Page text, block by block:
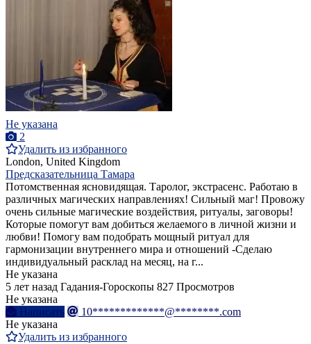
Не указана
2
Удалить из избранного
London, United Kingdom
Предсказательница Тамара
Потомственная ясновидящая. Таролог, экстрасенс. Работаю в
различных магических направлениях! Сильный маг! Провожу
очень сильные магические воздействия, ритуалы, заговоры!
Которые помогут вам добиться желаемого в личной жизни и
любви! Помогу вам подобрать мощный ритуал для
гармонизации внутреннего мира и отношений -Сделаю
индивидуальный расклад на месяц, на г...
Не указана
5 лет назад Гадания-Гороскопы 827 Просмотров
Не указана
Написать
10*************@********.com
Не указана
Удалить из избранного